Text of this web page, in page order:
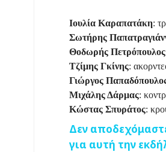
Ιουλία Καραπατάκη:
Σωτήρης
Θοδωρής Πετρόπουλος
Τζίμης Γκίνης:
Γιώργος
Μιχάλης Δάρμας:
Κώστας Σπυράτος:
Δεν
για αυτή την